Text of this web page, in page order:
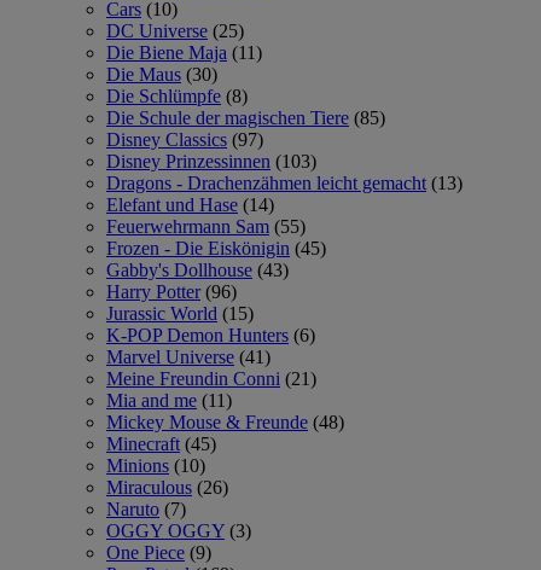
Cars (10)
DC Universe (25)
Die Biene Maja (11)
Die Maus (30)
Die Schlümpfe (8)
Die Schule der magischen Tiere (85)
Disney Classics (97)
Disney Prinzessinnen (103)
Dragons - Drachenzähmen leicht gemacht (13)
Elefant und Hase (14)
Feuerwehrmann Sam (55)
Frozen - Die Eiskönigin (45)
Gabby's Dollhouse (43)
Harry Potter (96)
Jurassic World (15)
K-POP Demon Hunters (6)
Marvel Universe (41)
Meine Freundin Conni (21)
Mia and me (11)
Mickey Mouse & Freunde (48)
Minecraft (45)
Minions (10)
Miraculous (26)
Naruto (7)
OGGY OGGY (3)
One Piece (9)